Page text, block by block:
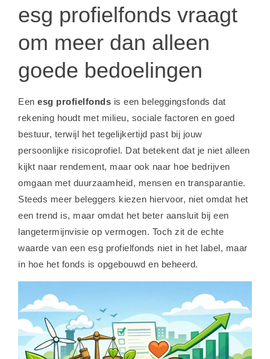
esg profielfonds vraagt
om meer dan alleen
goede bedoelingen
Een esg profielfonds is een beleggingsfonds dat
rekening houdt met milieu, sociale factoren en goed
bestuur, terwijl het tegelijkertijd past bij jouw
persoonlijke risicoprofiel. Dat betekent dat je niet alleen
kijkt naar rendement, maar ook naar hoe bedrijven
omgaan met duurzaamheid, mensen en transparantie.
Steeds meer beleggers kiezen hiervoor, niet omdat het
een trend is, maar omdat het beter aansluit bij een
langetermijnvisie op vermogen. Toch zit de echte
waarde van een esg profielfonds niet in het label, maar
in hoe het fonds is opgebouwd en beheerd.